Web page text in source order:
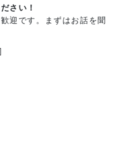
さい！
迎です。まずはお話を聞